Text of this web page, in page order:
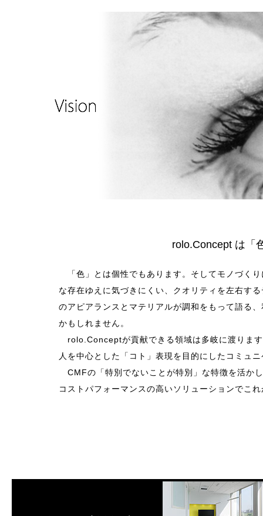
rolo.Concept は「
「色」とは個性でもあります。そしてモノづく
な存在ゆえに気づきにくい、クオリティを左右す
のアピアランスとマテリアルが調和をもって語る
かもしれません。
rolo.Conceptが貢献できる領域は多岐に渡りま
人を中心とした「コト」表現を目的にしたコミュ
CMFの「特別でないことが特別」な特徴を活か
コストパフォーマンスの高いソリューションでこ